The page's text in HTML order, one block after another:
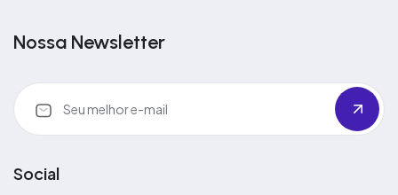
Nossa Newsletter
Social